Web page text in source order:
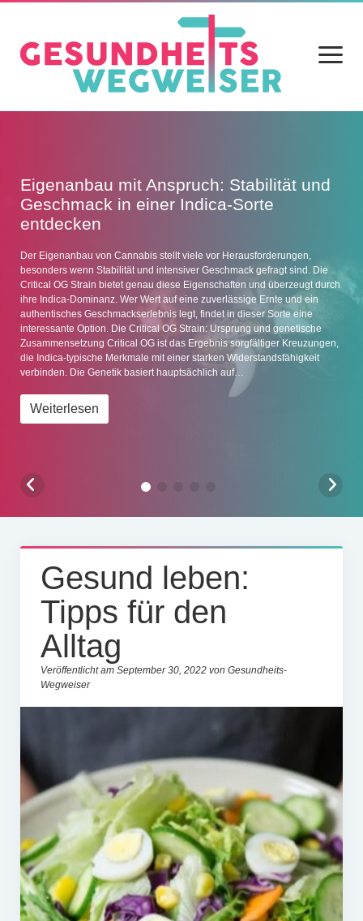
Menü
öffnen
Gesundheit
Alltag
Sport
Datenschutz
Impressum
Eigenanbau mit Anspruch: Stabilität und
Geschmack in einer Indica-Sorte
entdecken
Der Eigenanbau von Cannabis stellt viele vor Herausforderungen,
besonders wenn Stabilität und intensiver Geschmack gefragt sind. Die
Critical OG Strain bietet genau diese Eigenschaften und überzeugt durch
ihre Indica-Dominanz. Wer Wert auf eine zuverlässige Ernte und ein
authentisches Geschmackserlebnis legt, findet in dieser Sorte eine
interessante Option. Die Critical OG Strain: Ursprung und genetische
Zusammensetzung Critical OG ist das Ergebnis sorgfältiger Kreuzungen,
die Indica-typische Merkmale mit einer starken Widerstandsfähigkeit
verbinden. Die Genetik basiert hauptsächlich auf…
Weiterlesen
Gesund leben:
Tipps für den
Alltag
Veröffentlicht am September 30, 2022 von Gesundheits-
Wegweiser